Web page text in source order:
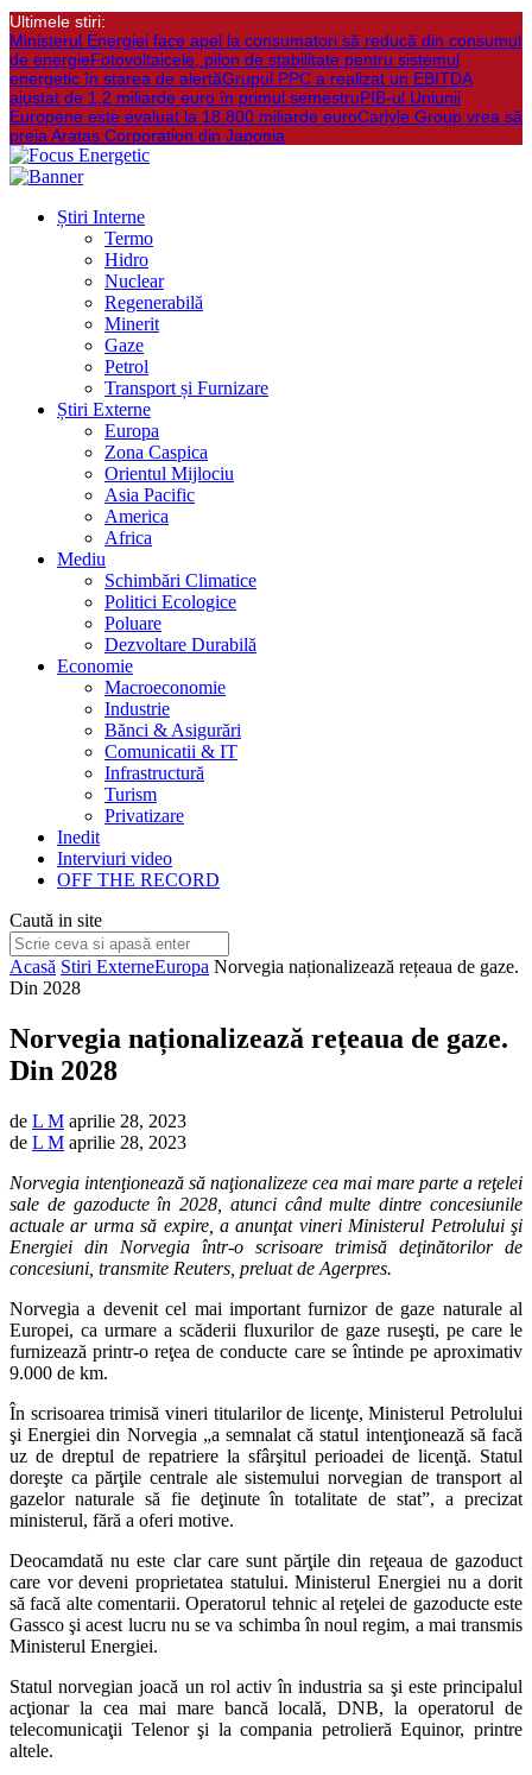
Ultimele stiri:
Ministerul Energiei face apel la consumatori să reducă din consumul
de energieFotovoltaicele, pilon de stabilitate pentru sistemul
energetic în starea de alertăGrupul PPC a realizat un EBITDA
ajustat de 1,2 miliarde euro în primul semestruPIB-ul Uniunii
Europene este evaluat la 18.800 miliarde euroCarlyle Group vrea să
preia Aratas Corporation din Japonia
Știri Interne
Termo
Hidro
Nuclear
Regenerabilă
Minerit
Gaze
Petrol
Transport și Furnizare
Știri Externe
Europa
Zona Caspica
Orientul Mijlociu
Asia Pacific
America
Africa
Mediu
Schimbări Climatice
Politici Ecologice
Poluare
Dezvoltare Durabilă
Economie
Macroeconomie
Industrie
Bănci & Asigurări
Comunicatii & IT
Infrastructură
Turism
Privatizare
Inedit
Interviuri video
OFF THE RECORD
Caută in site
Acasă Stiri ExterneEuropa Norvegia naționalizează rețeaua de gaze.
Din 2028
Norvegia naționalizează rețeaua de gaze.
Din 2028
de L M aprilie 28, 2023
de L M aprilie 28, 2023
Norvegia intenţionează să naţionalizeze cea mai mare parte a reţelei
sale de gazoducte în 2028, atunci când multe dintre concesiunile
actuale ar urma să expire, a anunţat vineri Ministerul Petrolului şi
Energiei din Norvegia într-o scrisoare trimisă deţinătorilor de
concesiuni, transmite Reuters, preluat de Agerpres.
Norvegia a devenit cel mai important furnizor de gaze naturale al
Europei, ca urmare a scăderii fluxurilor de gaze ruseşti, pe care le
furnizează printr-o reţea de conducte care se întinde pe aproximativ
9.000 de km.
În scrisoarea trimisă vineri titularilor de licenţe, Ministerul Petrolului
şi Energiei din Norvegia „a semnalat că statul intenţionează să facă
uz de dreptul de repatriere la sfârşitul perioadei de licenţă. Statul
doreşte ca părţile centrale ale sistemului norvegian de transport al
gazelor naturale să fie deţinute în totalitate de stat”, a precizat
ministerul, fără a oferi motive.
Deocamdată nu este clar care sunt părţile din reţeaua de gazoduct
care vor deveni proprietatea statului. Ministerul Energiei nu a dorit
să facă alte comentarii. Operatorul tehnic al reţelei de gazoducte este
Gassco şi acest lucru nu se va schimba în noul regim, a mai transmis
Ministerul Energiei.
Statul norvegian joacă un rol activ în industria sa şi este principalul
acţionar la cea mai mare bancă locală, DNB, la operatorul de
telecomunicaţii Telenor şi la compania petrolieră Equinor, printre
altele.